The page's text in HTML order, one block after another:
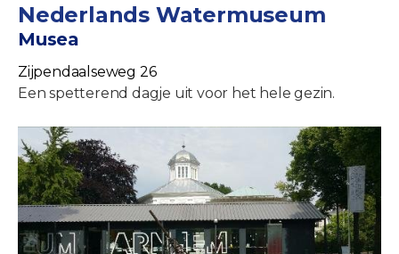
Nederlands Watermuseum
Musea
Zijpendaalseweg 26
Een spetterend dagje uit voor het hele gezin.